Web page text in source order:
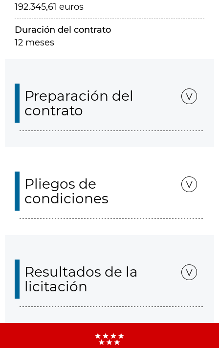
192.345,61 euros
Duración del contrato
12 meses
Preparación del
contrato
Pliegos de
condiciones
Resultados de la
licitación